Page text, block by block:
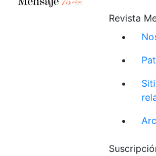
Revista